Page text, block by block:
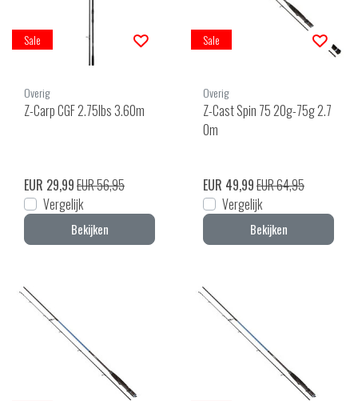
Sale
Overig
Z-Carp CGF 2.75lbs 3.60m
EUR 29,99EUR 56,95
Vergelijk
Bekijken
Sale
Overig
Z-Cast Spin 75 20g-75g 2.7
0m
EUR 49,99EUR 64,95
Vergelijk
Bekijken